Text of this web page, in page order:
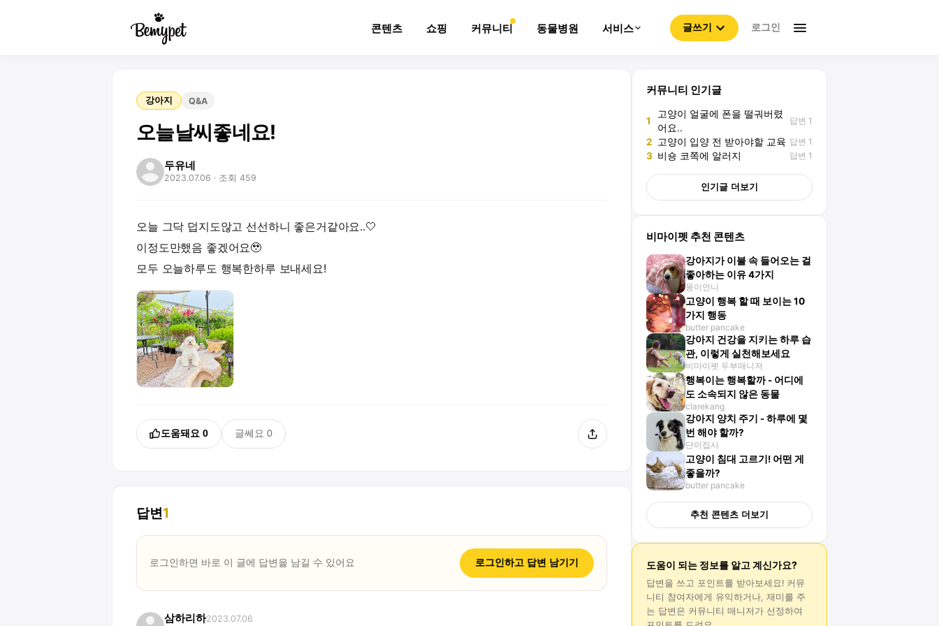
콘텐츠 쇼핑 커뮤니티 동물병원 서비스 글쓰기 로그인
강아지 Q&A
오늘날씨좋네요!
두유네
2023.07.06 · 조회 459
오늘 그닥 덥지도않고 선선하니 좋은거같아요..🤍
이정도만했음 좋겠어요🥹
모두 오늘하루도 행복한하루 보내세요!
도움돼요 0 글쎄요 0
답변1
로그인하면 바로 이 글에 답변을 남길 수 있어요 로그인하고 답변 남기기
삼하리하2023.07.06
커뮤니티 인기글
1
고양이 얼굴에 폰을 떨궈버렸
어요..
답변 1
2 고양이 입양 전 받아야할 교육 답변 1
3 비숑 코쪽에 알러지 답변 1
인기글 더보기
비마이펫 추천 콘텐츠
강아지가 이불 속 들어오는 걸
좋아하는 이유 4가지
몽이언니
고양이 행복 할 때 보이는 10
가지 행동
butter pancake
강아지 건강을 지키는 하루 습
관, 이렇게 실천해보세요
비마이펫 두부매니저
행복이는 행복할까 - 어디에
도 소속되지 않은 동물
clarekang
강아지 양치 주기 - 하루에 몇
번 해야 할까?
단이집사
고양이 침대 고르기! 어떤 게
좋을까?
butter pancake
추천 콘텐츠 더보기
도움이 되는 정보를 알고 계신가요?
답변 을 쓰고 포인트를 받아보세요! 커뮤
니티 참여자에게 유익하거나, 재미를 주
는 답변 은 커뮤니티 매니저가 선정하여